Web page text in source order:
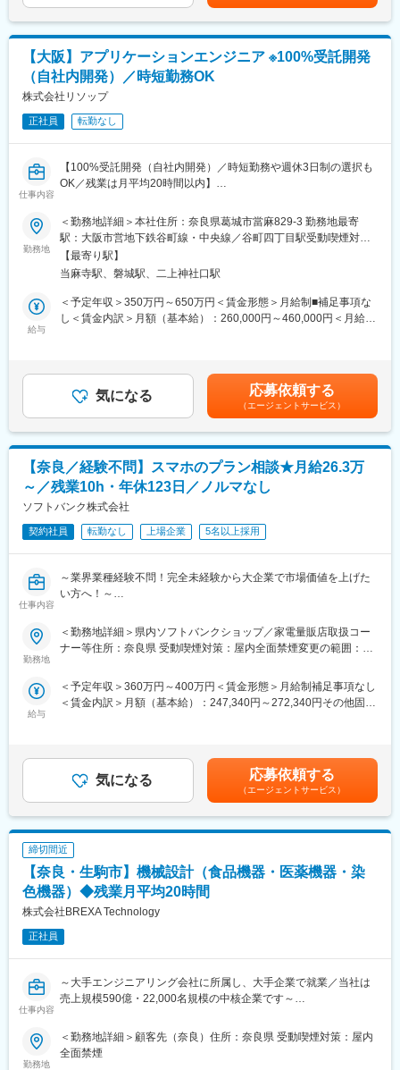
値の高いエンジニアを目指せます。
（4）生活まで支える充実の福利厚生
社宅・借上寮（家賃50％補助）、引越費用会社負担、残業代1分
単位支給など、安心して働ける制度が充実。
有休取得率は国内平均より28％高く、平均残業は月20時間。学習
ークライフバランス良く働くことが可能です。
【具体的な業務】
・公共事業における各種資料作成や工事費用の算出補助
・工事を実行するために必要な資料作成
・工事の施工状況チェック
・工事検査などへの参加・立ち合い
※なるべくご自宅近くの案件先をご紹介できるよう努めております
・主な取引先：国土交通省、農林水産省、地方自治体、鉄道運輸
・実績事例：瀬戸大橋、四国 国道改築工事、南三陸町護岸工事・
東日本大震災復興、他多数
・在籍人数：全国9支社にて約1,000名以上の技術が活躍しており
ます！中途入社者、多数活躍中！
【ワークライフバランスが整う環境】
◎みなし公務員とも呼ばれるのが発注者支援業務です！
なり、働きやすい環境が用意されています！
◎官公庁は「働き方改革」を推進する立場にあるので、残業は少
ない傾向です！社内・社外業務比率もほぼ50:50と、室内での事務
変更の範囲：無
35万円＋残業手当・一律手当600万円／40歳・経験15年…月額37
万円＋残業手当・一律手当賃金はあくまでも目安の金額であり、
選考を通じて上下する可能性があります。月給(月額)は固定手当を
含めた表記です。
【大阪】アプリケーションエンジニア ※100%受託開発
（自社内開発）／時短勤務OK
株式会社リソップ
正社員 転勤なし
仕事内容
【100%受託開発（自社内開発）／時短勤務や週休3日制の選択も
OK／残業は月平均20時間以内】
主要顧客である医療機器メーカー向けに、臨床検査機器（ソフト
ウェア部）受託開発を行っており、入社後は詳細設計から開発・
単体テスト業務までをご担当いただきます。
■開発環境：
言語：C#（.net 4.6）／ OS：Windows ／ DB：SQL Server
■同社の特徴：
同社は、依頼内容を淡々とこなすのではなく、エンドユーザーが
取引よる100％自社内開発を行っています。そのため、オリジナ
ル開発や上流工程に関わることも可能です。キャリアステップと
しては、社員個人の意向を大切に考えて頂ける為、マネジメント
もと、社員の挑戦したい分野があれば積極的に応援・チャレンジ
をさせて頂くことができ、月１回の社員MTGで意見交換の場もあ
ります。
■同社代表のお人柄：
同社は代表がエンジニア出身であることから、エンジニアが主体
となって発言したり、裁量を持って業務に取り組んでいただける
環境があります。社員の熱中できることを応援しています。働き
やすい環境作り、新規事業への取り組みを目論むなど、社員が楽
しむためにはどうしたらいいか、という点を重視されています。
■募集背景：
業です。高い技術力と妥協せずに顧客と向き合ってきた実績か
ら、日本を代表する大手医療メーカーより厚い信頼を寄せられて
新事業へのチャレンジの為に、新たな仲間を募集します。
勤務地
＜勤務地詳細＞本社住所：奈良県葛城市當麻829-3 勤務地最寄
駅：大阪市営地下鉄谷町線・中央線／谷町四丁目駅受動喫煙対
策：屋内全面禁煙変更の範囲：無
【最寄り駅】
当麻寺駅、磐城駅、二上神社口駅
給与
＜予定年収＞350万円～650万円＜賃金形態＞月給制■補足事項な
し＜賃金内訳＞月額（基本給）：260,000円～460,000円＜月給＞
■賞与：年2回（7月・12月）賃金はあくまでも目安の金額であ
り、選考を通じて上下する可能性があります。月給(月額)は固定手
当を含めた表記です。
気になる 応募依頼する
（エージェントサービス）
【奈良／経験不問】スマホのプラン相談★月給26.3万
～／残業10h・年休123日／ノルマなし
ソフトバンク株式会社
契約社員 転勤なし 上場企業 5名以上採用
仕事内容
～業界業種経験不問！完全未経験から大企業で市場価値を上げた
い方へ！～
●研修充実で完全未経験でも安心！入社後や配属後など様々な研修
をご用意
●平均残業10h／年休123日／年間100名以上の正社員化実績有の
登用制度完備
悩み解決や使い方講座の実施、各商材の提案等をご担当いただき
ます。
■業務詳細
・スマホ教室の実施/集客
・お客様にあった最適なスマホや各種サービス料金プランをご案
内
・店頭で使う販促ツール作成やPOP作成等のセールス向上施策な
ど
■入社後の流れ／研修
まず入社4日間ほど導入研修を実施し、基本的なビジネスマナーや
修講師を務め、
実務に基づいた丁寧な指導のもと、基礎的な内容から学んでいた
ォローアップ研修にて、ご提案時のトーク術や先輩社員とのロー
ルプレイング等から学んでいただき、実践形式でもご活躍いただ
勤務地
＜勤務地詳細＞県内ソフトバンクショップ／家電量販店取扱コー
ナー等住所：奈良県 受動喫煙対策：屋内全面禁煙変更の範囲：本
給与
＜予定年収＞360万円～400万円＜賃金形態＞月給制補足事項なし
＜賃金内訳＞月額（基本給）：247,340円～272,340円その他固定
580万円スーパーバイザー（販売職正社員）年収430～640万エリ
アマネージャー（総合職正社員）年収570～800万円賃金はあくま
でも目安の金額であり、選考を通じて上下する可能性がありま
す。月給(月額)は固定手当を含めた表記です。
気になる 応募依頼する
（エージェントサービス）
締切間近
【奈良・生駒市】機械設計（食品機器・医薬機器・染
色機器）◆残業月平均20時間
株式会社BREXA Technology
正社員
仕事内容
～大手エンジニアリング会社に所属し、大手企業で就業／当社は
売上規模590億・22,000名規模の中核企業です～
以下に付随する設計、設計補助業務をお任せします。
・食品機器（高温高圧調理殺菌装置、蒸発・濃縮装置）
勤務地
＜勤務地詳細＞顧客先（奈良）住所：奈良県 受動喫煙対策：屋内
全面禁煙